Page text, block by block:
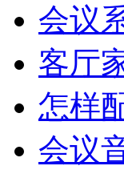
会议
客厅
怎样
会议